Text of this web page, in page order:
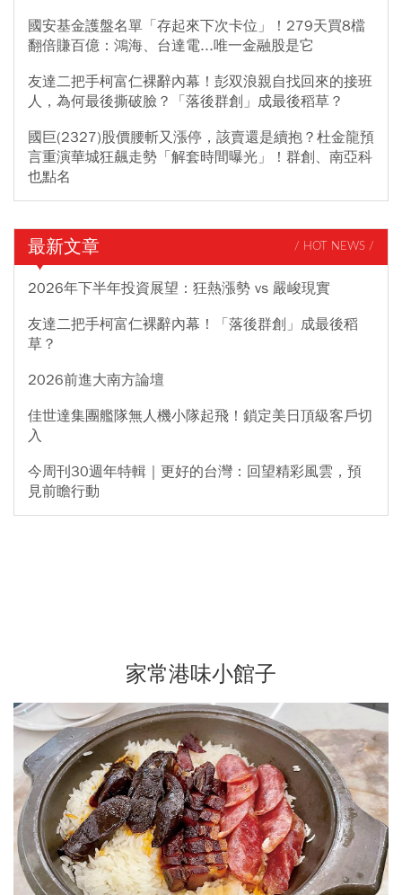
國安基金護盤名單「存起來下次卡位」！279天買8檔
翻倍賺百億：鴻海、台達電...唯一金融股是它
友達二把手柯富仁裸辭內幕！彭双浪親自找回來的接班
人，為何最後撕破臉？「落後群創」成最後稻草？
國巨(2327)股價腰斬又漲停，該賣還是續抱？杜金龍預
言重演華城狂飆走勢「解套時間曝光」！群創、南亞科
也點名
最新文章 / HOT NEWS /
2026年下半年投資展望：狂熱漲勢 vs 嚴峻現實
友達二把手柯富仁裸辭內幕！「落後群創」成最後稻
草？
2026前進大南方論壇
佳世達集團艦隊無人機小隊起飛！鎖定美日頂級客戶切
入
今周刊30週年特輯｜更好的台灣：回望精彩風雲，預
見前瞻行動
家常港味小館子